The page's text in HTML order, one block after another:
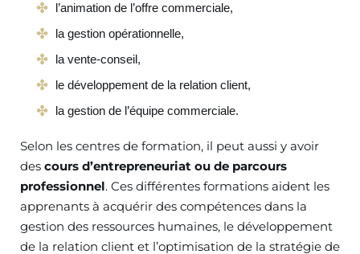
l’animation de l’offre commerciale,
la gestion opérationnelle,
la vente-conseil,
le développement de la relation client,
la gestion de l’équipe commerciale.
Selon les centres de formation, il peut aussi y avoir
des cours d’entrepreneuriat ou de parcours
professionnel. Ces différentes formations aident les
apprenants à acquérir des compétences dans la
gestion des ressources humaines, le développement
de la relation client et l’optimisation de la stratégie de